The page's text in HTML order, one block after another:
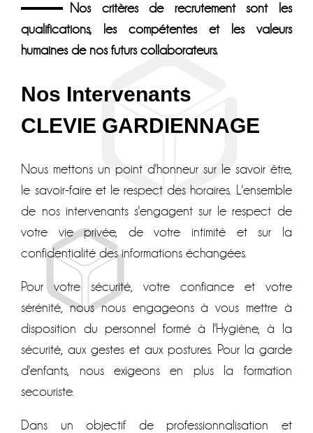
Nos critères de recrutement sont les
qualifications, les compétentes et les valeurs
humaines de nos futurs collaborateurs.
Nos Intervenants
CLEVIE GARDIENNAGE
Nous mettons un point d'honneur sur le savoir être,
le savoir-faire et le respect des horaires. L'ensemble
de nos intervenants s'engagent sur le respect de
votre vie privée, de votre intimité et sur la
confidentialité des informations échangées.
Pour votre sécurité, votre confiance et votre
sérénité, nous nous engageons à vous mettre à
disposition du personnel formé à l'Hygiène, à la
sécurité, aux gestes et aux postures. Pour la garde
d'enfants, nous exigeons en plus la formation
secouriste.
Dans un objectif de professionnalisation et